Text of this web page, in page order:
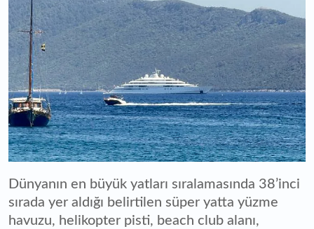
Dünyanın en büyük yatları sıralamasında 38’inci
sırada yer aldığı belirtilen süper yatta yüzme
havuzu, helikopter pisti, beach club alanı,